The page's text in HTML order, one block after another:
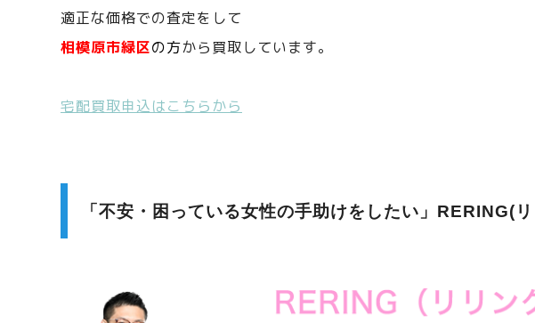
適正な価格での査定をして
相模原市緑区の方から買取しています。
宅配買取申込はこちらから
「不安・困っている女性の手助けをしたい」RERING(